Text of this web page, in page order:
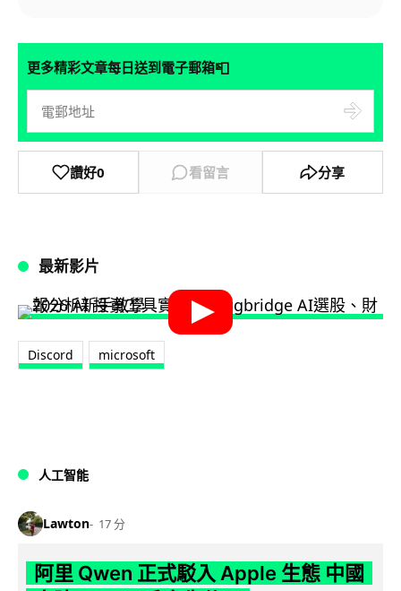
更多精彩文章每日送到電子郵箱📮
讚好0 看留言 分享
最新影片
Discord microsoft
人工智能
Lawton 17 分
阿里 Qwen 正式駁入 Apple 生態 中國